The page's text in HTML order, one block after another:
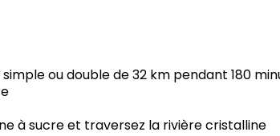
simple ou double de 32 km pendant 180
à sucre et traversez la rivière cristalline